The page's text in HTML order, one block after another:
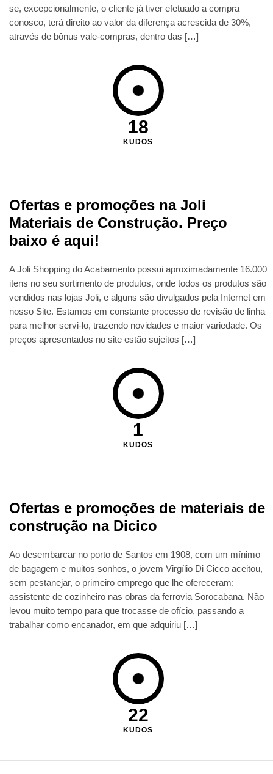
se, excepcionalmente, o cliente já tiver efetuado a compra
conosco, terá direito ao valor da diferença acrescida de 30%,
através de bônus vale-compras, dentro das […]
18
KUDOS
Ofertas e promoções na Joli
Materiais de Construção. Preço
baixo é aqui!
A Joli Shopping do Acabamento possui aproximadamente 16.000
itens no seu sortimento de produtos, onde todos os produtos são
vendidos nas lojas Joli, e alguns são divulgados pela Internet em
nosso Site. Estamos em constante processo de revisão de linha
para melhor servi-lo, trazendo novidades e maior variedade. Os
preços apresentados no site estão sujeitos […]
1
KUDOS
Ofertas e promoções de materiais de
construção na Dicico
Ao desembarcar no porto de Santos em 1908, com um mínimo
de bagagem e muitos sonhos, o jovem Virgílio Di Cicco aceitou,
sem pestanejar, o primeiro emprego que lhe ofereceram:
assistente de cozinheiro nas obras da ferrovia Sorocabana. Não
levou muito tempo para que trocasse de ofício, passando a
trabalhar como encanador, em que adquiriu […]
22
KUDOS